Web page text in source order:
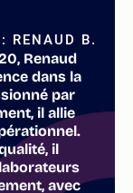
RENAUD B.
Renaud
dans la
par
il allie
il
avec